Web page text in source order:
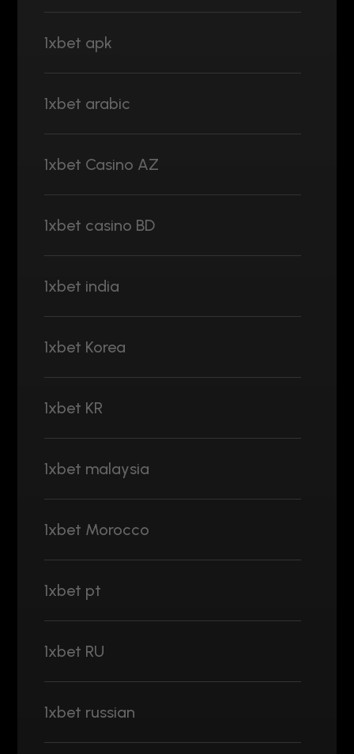
1xbet apk
1xbet arabic
1xbet Casino AZ
1xbet casino BD
1xbet india
1xbet Korea
1xbet KR
1xbet malaysia
1xbet Morocco
1xbet pt
1xbet RU
1xbet russian